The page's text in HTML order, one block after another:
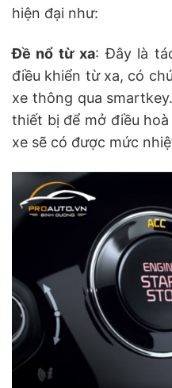
hiện đại như:
Đề nổ từ xa: Đây là
điều khiển từ xa, có
xe thông qua
thiết bị để mở điều
xe sẽ có được mức